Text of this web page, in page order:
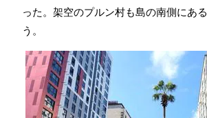
った。架空のプルン村も島の南側にあ
う。